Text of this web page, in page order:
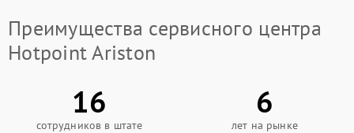
Преимущества сервисного центра
Hotpoint Ariston
16
сотрудников в штате
6
лет на рынке